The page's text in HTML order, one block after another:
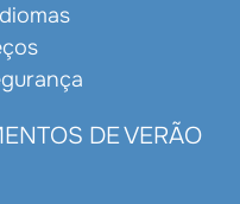
DE VERÃO